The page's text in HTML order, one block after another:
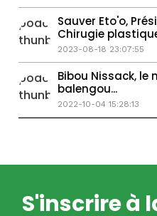
Sauver Eto'o,
Chirugie
2023-08-18 23:07:55
Bibou Nissack, le
balengou...
2022-10-04 15:28:13
S'inscrire à